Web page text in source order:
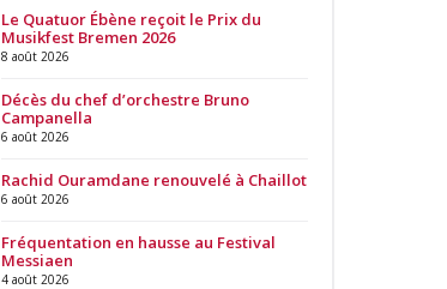
Le Quatuor Ébène reçoit le Prix du
Musikfest Bremen 2026
8 août 2026
Décès du chef d’orchestre Bruno
Campanella
6 août 2026
Rachid Ouramdane renouvelé à Chaillot
6 août 2026
Fréquentation en hausse au Festival
Messiaen
4 août 2026